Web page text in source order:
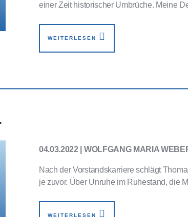
einer Zeit historischer Umbrüche. Meine
WEITERLESEN
04.03.2022 | WOLFGANG MARIA
Nach der Vorstandskarriere schlägt
je zuvor. Über Unruhe im Ruhestand, die
WEITERLESEN